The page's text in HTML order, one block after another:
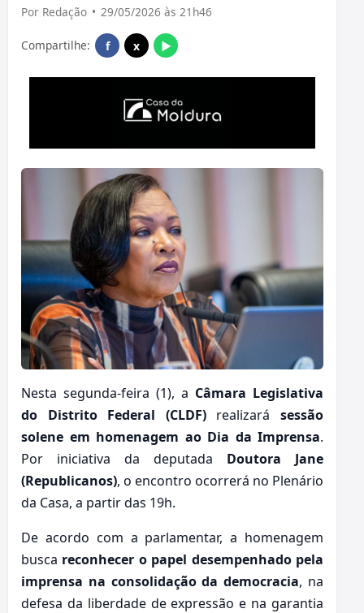
Por Redação • 29/05/2026 às 21h46
Compartilhe: f x ▶
Nesta segunda-feira (1), a Câmara Legislativa
do Distrito Federal (CLDF) realizarásessão
solene em homenagem ao Dia da Imprensa.
Por iniciativa da deputada Doutora Jane
(Republicanos), o encontro ocorrerá no Plenário
da Casa, a partir das 19h.
De acordo com a parlamentar, a homenagem
busca reconhecer o papel desempenhado pela
imprensa na consolidação da democracia, na
defesa da liberdade de expressão e na garantia